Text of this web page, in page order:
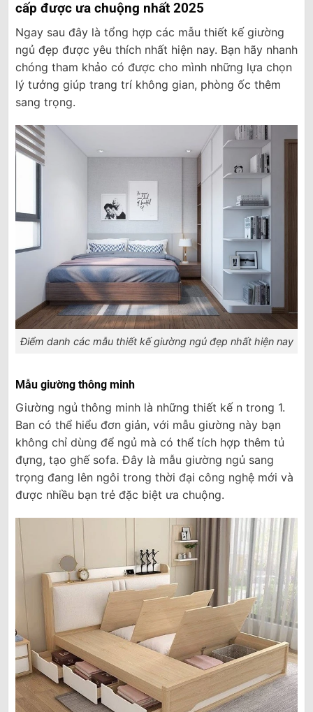
cấp được ưa chuộng nhất 2025
Ngay sau đây là tổng hợp các mẫu thiết kế giường
ngủ đẹp được yêu thích nhất hiện nay. Bạn hãy nhanh
chóng tham khảo có được cho mình những lựa chọn
lý tưởng giúp trang trí không gian, phòng ốc thêm
sang trọng.
Điểm danh các mẫu thiết kế giường ngủ đẹp nhất hiện nay
Mẫu giường thông minh
Giường ngủ thông minh là những thiết kế n trong 1.
Ban có thể hiểu đơn giản, với mẫu giường này bạn
không chỉ dùng để ngủ mà có thể tích hợp thêm tủ
đựng, tạo ghế sofa. Đây là mẫu giường ngủ sang
trọng đang lên ngôi trong thời đại công nghệ mới và
được nhiều bạn trẻ đặc biệt ưa chuộng.